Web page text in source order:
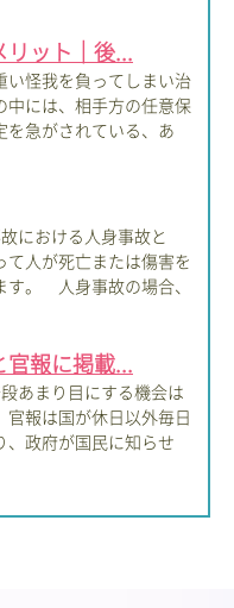
ット｜後...
い怪我を負ってしまい治
中には、相手方の任意保
を急がされている、あ
における人身事故と
て人が死亡または傷害を
す。 人身事故の場合、
報に掲載...
あまり目にする機会は
官報は国が休日以外毎日
、政府が国民に知らせ